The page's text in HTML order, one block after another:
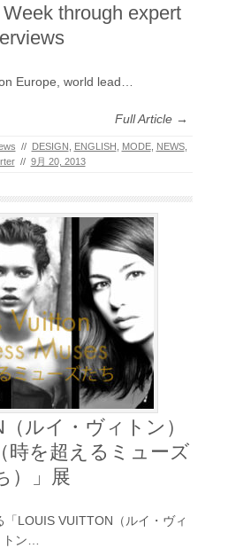
through expert
Europe, world lead…
Full Article →
// DESIGN ENGLISH MODE, NEWS,
// 9月 20, 2013
ルイ・ヴィトン）
時を超えるミューズ
）」展
LOUIS VUITTON（ルイ・ヴィ
トン…